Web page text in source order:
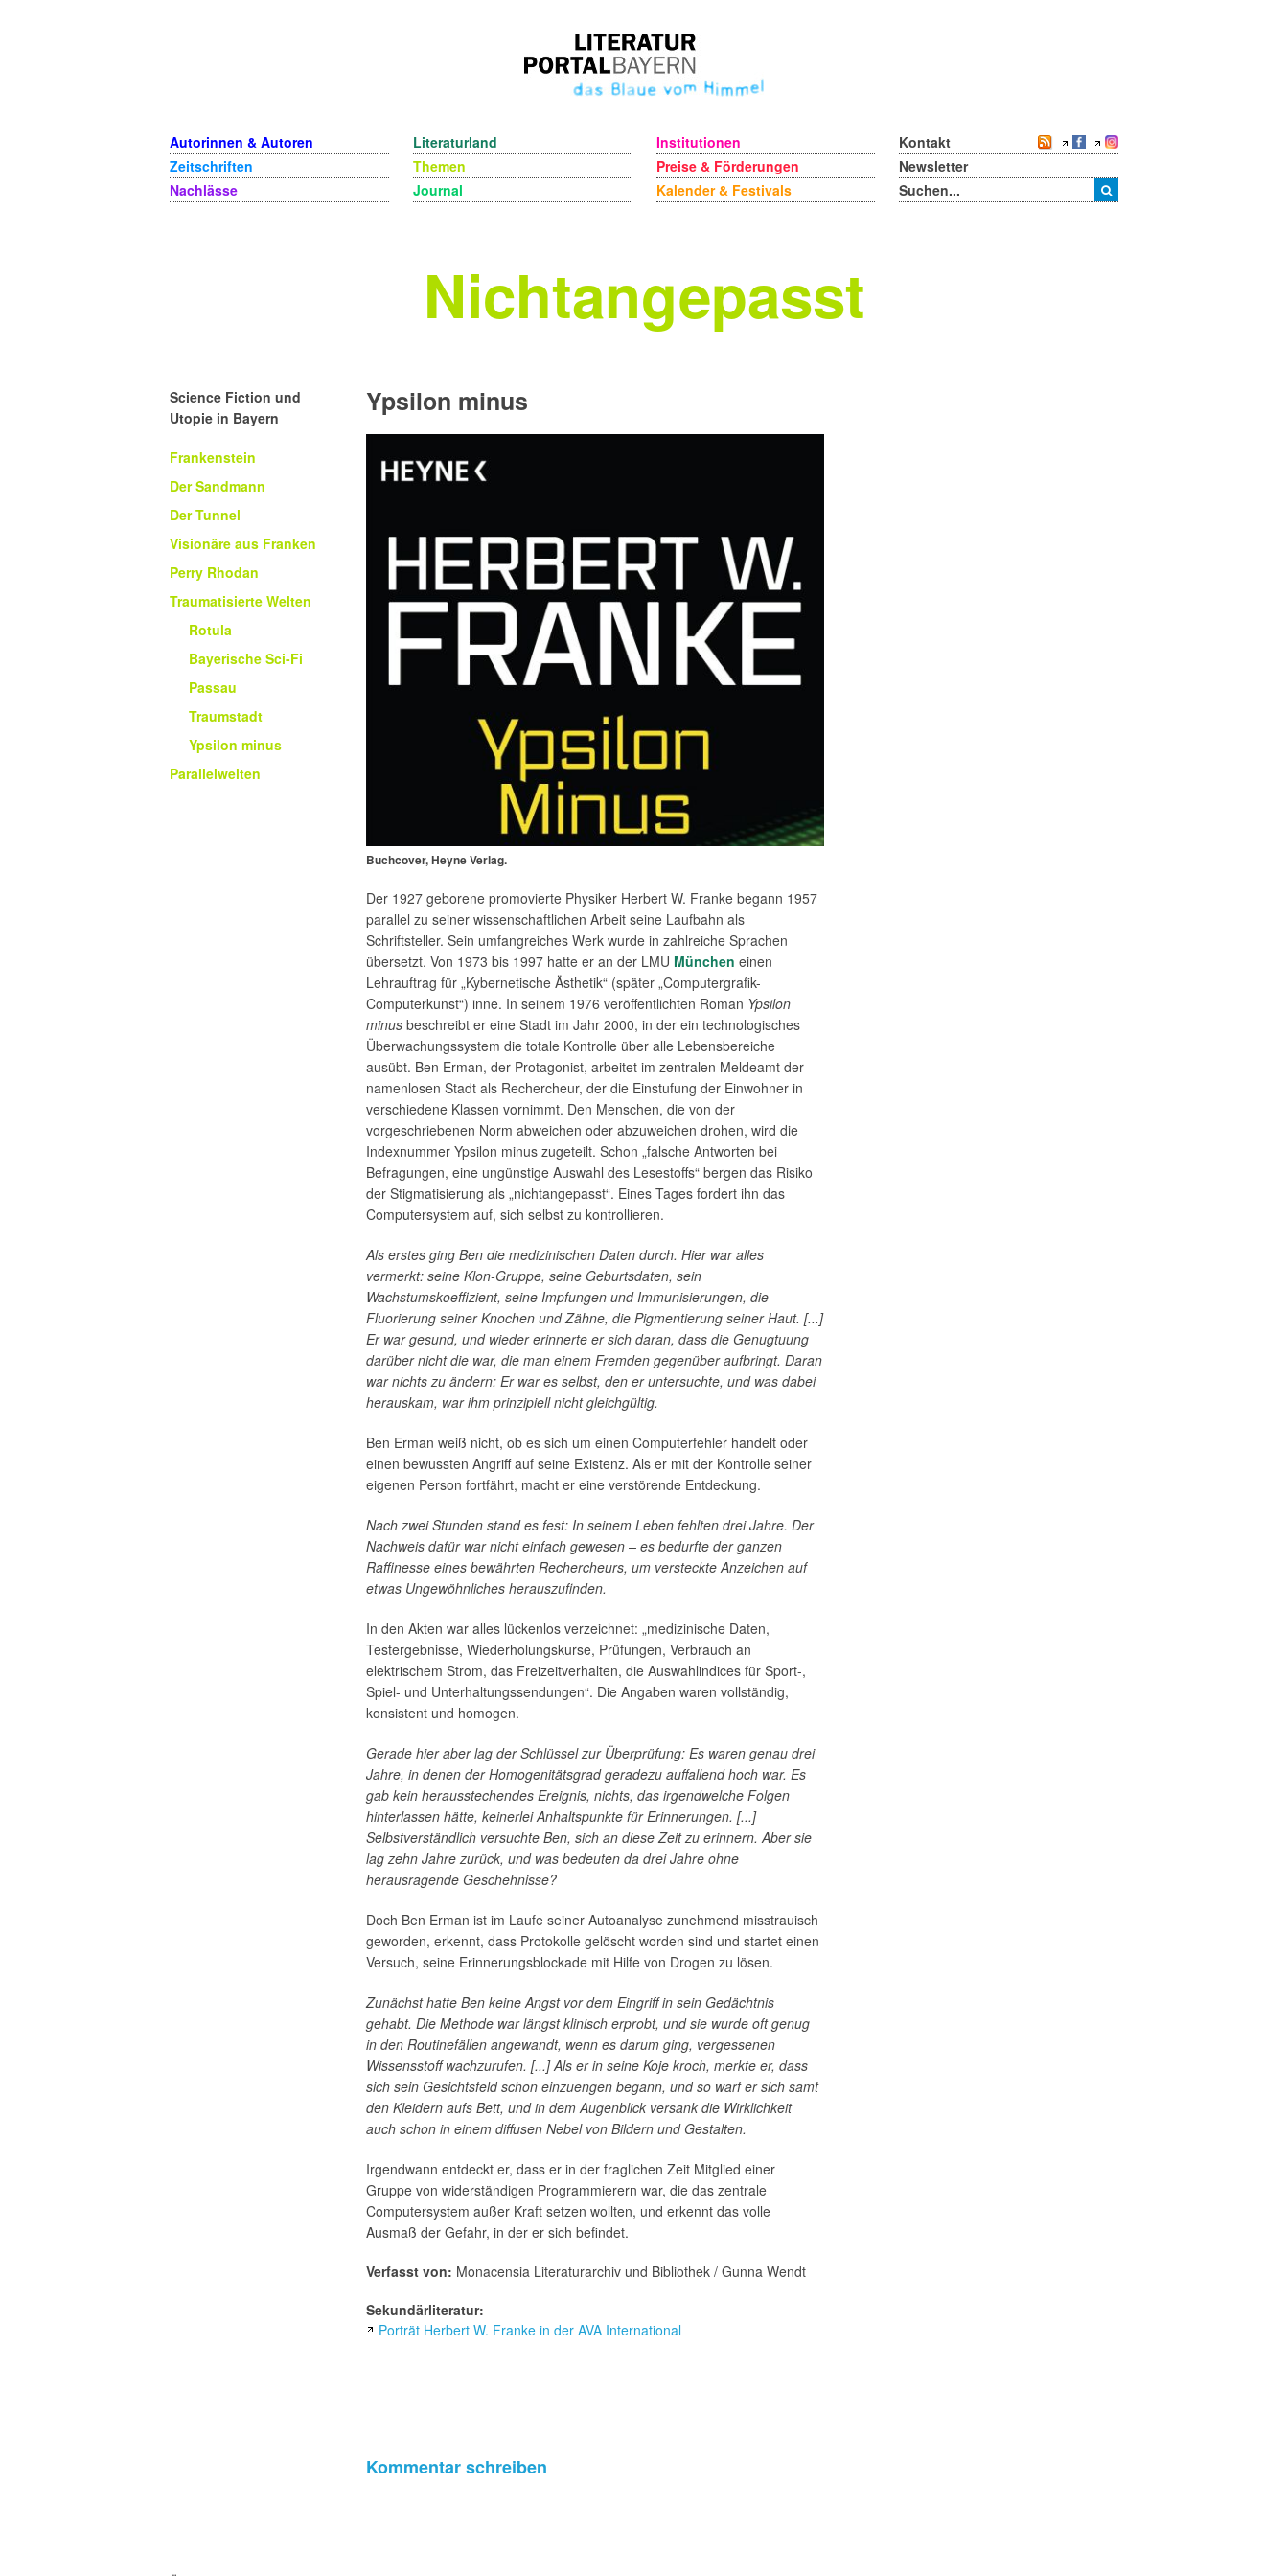
Autorinnen & Autoren
Zeitschriften
Nachlässe
Literaturland
Themen
Journal
Institutionen
Preise & Förderungen
Kalender & Festivals
Kontakt
Newsletter
Nichtangepasst
Science Fiction und
Utopie in Bayern
Frankenstein
Der Sandmann
Der Tunnel
Visionäre aus Franken
Perry Rhodan
Traumatisierte Welten
Rotula
Bayerische Sci-Fi
Passau
Traumstadt
Ypsilon minus
Parallelwelten
Ypsilon minus
Buchcover, Heyne Verlag.
Der 1927 geborene promovierte Physiker Herbert W. Franke begann 1957
parallel zu seiner wissenschaftlichen Arbeit seine Laufbahn als
Schriftsteller. Sein umfangreiches Werk wurde in zahlreiche Sprachen
übersetzt. Von 1973 bis 1997 hatte er an der LMU München einen
Lehrauftrag für „Kybernetische Ästhetik“ (später „Computergrafik-
Computerkunst“) inne. In seinem 1976 veröffentlichten Roman Ypsilon
minus beschreibt er eine Stadt im Jahr 2000, in der ein technologisches
Überwachungssystem die totale Kontrolle über alle Lebensbereiche
ausübt. Ben Erman, der Protagonist, arbeitet im zentralen Meldeamt der
namenlosen Stadt als Rechercheur, der die Einstufung der Einwohner in
verschiedene Klassen vornimmt. Den Menschen, die von der
vorgeschriebenen Norm abweichen oder abzuweichen drohen, wird die
Indexnummer Ypsilon minus zugeteilt. Schon „falsche Antworten bei
Befragungen, eine ungünstige Auswahl des Lesestoffs“ bergen das Risiko
der Stigmatisierung als „nichtangepasst“. Eines Tages fordert ihn das
Computersystem auf, sich selbst zu kontrollieren.
Als erstes ging Ben die medizinischen Daten durch. Hier war alles
vermerkt: seine Klon-Gruppe, seine Geburtsdaten, sein
Wachstumskoeffizient, seine Impfungen und Immunisierungen, die
Fluorierung seiner Knochen und Zähne, die Pigmentierung seiner Haut. [...]
Er war gesund, und wieder erinnerte er sich daran, dass die Genugtuung
darüber nicht die war, die man einem Fremden gegenüber aufbringt. Daran
war nichts zu ändern: Er war es selbst, den er untersuchte, und was dabei
herauskam, war ihm prinzipiell nicht gleichgültig.
Ben Erman weiß nicht, ob es sich um einen Computerfehler handelt oder
einen bewussten Angriff auf seine Existenz. Als er mit der Kontrolle seiner
eigenen Person fortfährt, macht er eine verstörende Entdeckung.
Nach zwei Stunden stand es fest: In seinem Leben fehlten drei Jahre. Der
Nachweis dafür war nicht einfach gewesen – es bedurfte der ganzen
Raffinesse eines bewährten Rechercheurs, um versteckte Anzeichen auf
etwas Ungewöhnliches herauszufinden.
In den Akten war alles lückenlos verzeichnet: „medizinische Daten,
Testergebnisse, Wiederholungskurse, Prüfungen, Verbrauch an
elektrischem Strom, das Freizeitverhalten, die Auswahlindices für Sport-,
Spiel- und Unterhaltungssendungen“. Die Angaben waren vollständig,
konsistent und homogen.
Gerade hier aber lag der Schlüssel zur Überprüfung: Es waren genau drei
Jahre, in denen der Homogenitätsgrad geradezu auffallend hoch war. Es
gab kein herausstechendes Ereignis, nichts, das irgendwelche Folgen
hinterlassen hätte, keinerlei Anhaltspunkte für Erinnerungen. [...]
Selbstverständlich versuchte Ben, sich an diese Zeit zu erinnern. Aber sie
lag zehn Jahre zurück, und was bedeuten da drei Jahre ohne
herausragende Geschehnisse?
Doch Ben Erman ist im Laufe seiner Autoanalyse zunehmend misstrauisch
geworden, erkennt, dass Protokolle gelöscht worden sind und startet einen
Versuch, seine Erinnerungsblockade mit Hilfe von Drogen zu lösen.
Zunächst hatte Ben keine Angst vor dem Eingriff in sein Gedächtnis
gehabt. Die Methode war längst klinisch erprobt, und sie wurde oft genug
in den Routinefällen angewandt, wenn es darum ging, vergessenen
Wissensstoff wachzurufen. [...] Als er in seine Koje kroch, merkte er, dass
sich sein Gesichtsfeld schon einzuengen begann, und so warf er sich samt
den Kleidern aufs Bett, und in dem Augenblick versank die Wirklichkeit
auch schon in einem diffusen Nebel von Bildern und Gestalten.
Irgendwann entdeckt er, dass er in der fraglichen Zeit Mitglied einer
Gruppe von widerständigen Programmierern war, die das zentrale
Computersystem außer Kraft setzen wollten, und erkennt das volle
Ausmaß der Gefahr, in der er sich befindet.
Verfasst von: Monacensia Literaturarchiv und Bibliothek / Gunna Wendt
Sekundärliteratur:
Porträt Herbert W. Franke in der AVA International
Kommentar schreiben